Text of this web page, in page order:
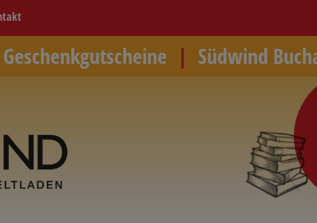
Geschenkgutscheine Südwind